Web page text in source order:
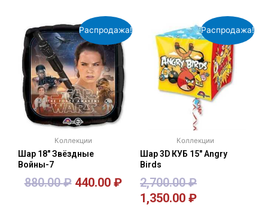
Распродажа!
Коллекции
Шар 18″ Звёздные
Войны-7
880.00₽ 440.00 ₽
Распродажа!
Коллекции
Шар 3D КУБ 15″ Angry
Birds
2,700.00₽
1,350.00 ₽